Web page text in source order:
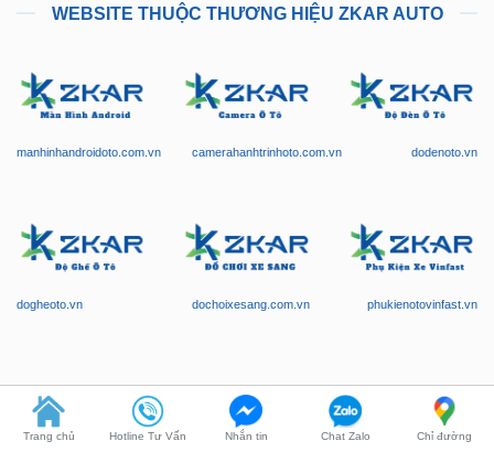
WEBSITE THUỘC THƯƠNG HIỆU ZKAR AUTO
manhinhandroidoto.com.vn camerahanhtrinhoto.com.vn dodenoto.vn
dogheoto.vn dochoixesang.com.vn phukienotovinfast.vn
Trang chủ Hotline Tư Vấn Nhắn tin Chat Zalo Chỉ đường